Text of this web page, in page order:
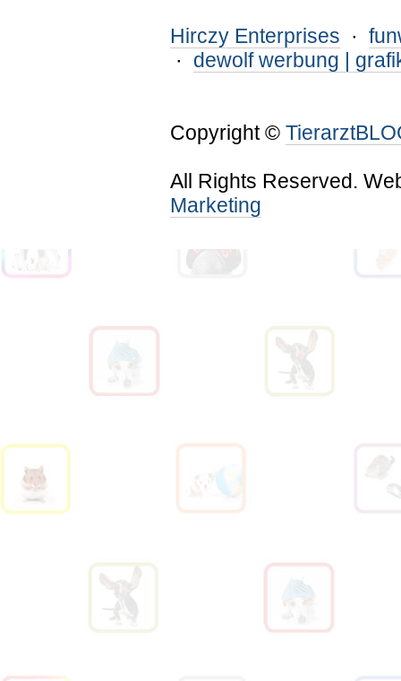
Hirczy Enterprises ·
· dewolf werbung |
Copyright ©
All Rights Reserved.
Marketing